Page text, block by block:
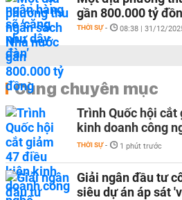
gần 800.000 tỷ
THỜI SỰ - 08:38 | 31/12/
Cùng chuyên mục
Trình Quốc hội
kinh doanh công
THỜI SỰ - 1 phút trước
Giải ngân đầu tư
siêu dự án áp sát